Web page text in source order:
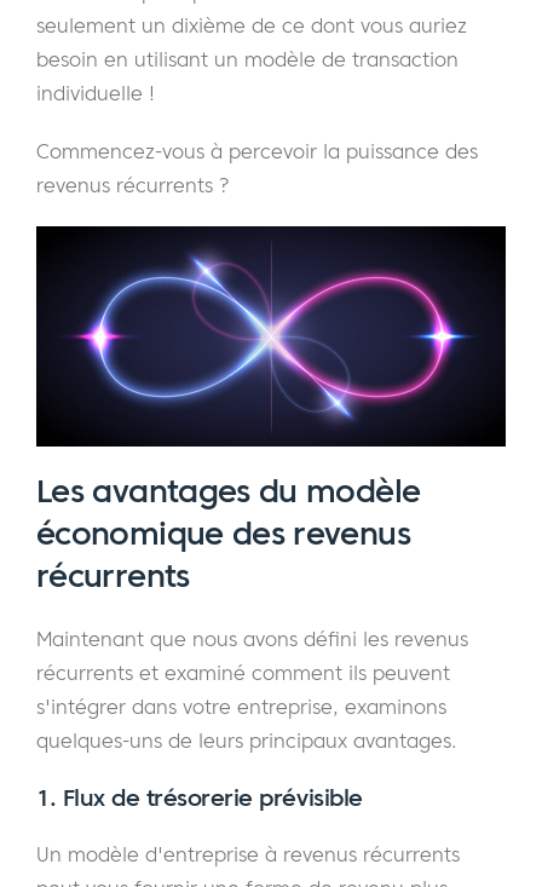
seulement un dixième de ce dont vous auriez
besoin en utilisant un modèle de transaction
individuelle !
Commencez-vous à percevoir la puissance des
revenus récurrents ?
Les avantages du modèle
économique des revenus
récurrents
Maintenant que nous avons défini les revenus
récurrents et examiné comment ils peuvent
s'intégrer dans votre entreprise, examinons
quelques-uns de leurs principaux avantages.
1. Flux de trésorerie prévisible
Un modèle d'entreprise à revenus récurrents